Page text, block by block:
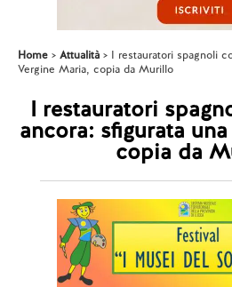
Home Attualità
I restauratori spagnoli
Vergine Maria, copia da Murillo
I restauratori
ancora: sfigurata
copia da